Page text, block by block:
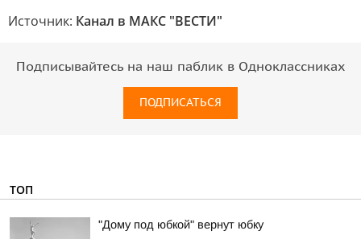
Источник: Канал в МАКС "ВЕСТИ"
Подписывайтесь на наш паблик в Одноклассниках
ПОДПИСАТЬСЯ
ТОП
"Дому под юбкой" вернут юбку